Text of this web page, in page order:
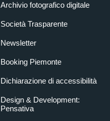
Archivio fotografico digitale
Società Trasparente
Newsletter
Booking Piemonte
Dichiarazione di accessibilità
Design & Development:
Pensativa